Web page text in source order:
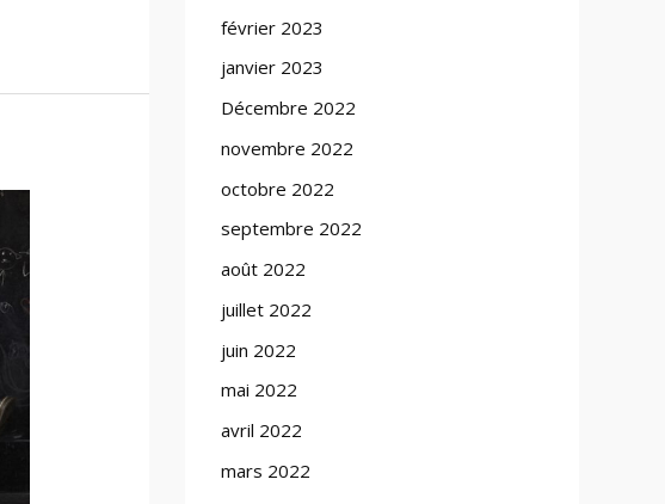
février 2023
janvier 2023
Décembre 2022
novembre 2022
octobre 2022
septembre 2022
août 2022
juillet 2022
juin 2022
mai 2022
avril 2022
mars 2022